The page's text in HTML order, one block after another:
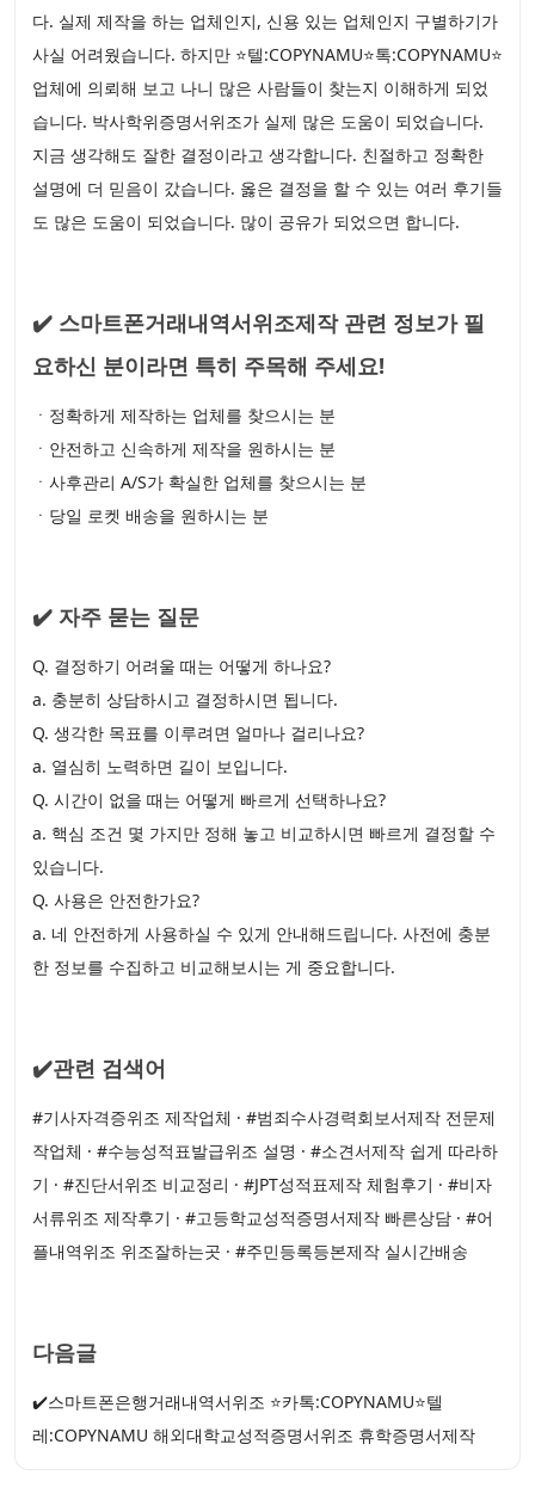
다. 실제 제작을 하는 업체인지, 신용 있는 업체인지 구별하기가
사실 어려웠습니다. 하지만 ⭐텔:COPYNAMU⭐톡:COPYNAMU⭐
업체에 의뢰해 보고 나니 많은 사람들이 찾는지 이해하게 되었
습니다. 박사학위증명서위조가 실제 많은 도움이 되었습니다.
지금 생각해도 잘한 결정이라고 생각합니다. 친절하고 정확한
설명에 더 믿음이 갔습니다. 옳은 결정을 할 수 있는 여러 후기들
도 많은 도움이 되었습니다. 많이 공유가 되었으면 합니다.
✔️ 스마트폰거래내역서위조제작 관련 정보가 필
요하신 분이라면 특히 주목해 주세요!
ㆍ정확하게 제작하는 업체를 찾으시는 분
ㆍ안전하고 신속하게 제작을 원하시는 분
ㆍ사후관리 A/S가 확실한 업체를 찾으시는 분
ㆍ당일 로켓 배송을 원하시는 분
✔️ 자주 묻는 질문
Q. 결정하기 어려울 때는 어떻게 하나요?
a. 충분히 상담하시고 결정하시면 됩니다.
Q. 생각한 목표를 이루려면 얼마나 걸리나요?
a. 열심히 노력하면 길이 보입니다.
Q. 시간이 없을 때는 어떻게 빠르게 선택하나요?
a. 핵심 조건 몇 가지만 정해 놓고 비교하시면 빠르게 결정할 수
있습니다.
Q. 사용은 안전한가요?
a. 네 안전하게 사용하실 수 있게 안내해드립니다. 사전에 충분
한 정보를 수집하고 비교해보시는 게 중요합니다.
✔️관련 검색어
#기사자격증위조 제작업체 · #범죄수사경력회보서제작 전문제
작업체 · #수능성적표발급위조 설명 · #소견서제작 쉽게 따라하
기 · #진단서위조 비교정리 · #JPT성적표제작 체험후기 · #비자
서류위조 제작후기 · #고등학교성적증명서제작 빠른상담 · #어
플내역위조 위조잘하는곳 · #주민등록등본제작 실시간배송
다음글
✔️스마트폰은행거래내역서위조 ⭐카톡:COPYNAMU⭐텔
레:COPYNAMU 해외대학교성적증명서위조 휴학증명서제작